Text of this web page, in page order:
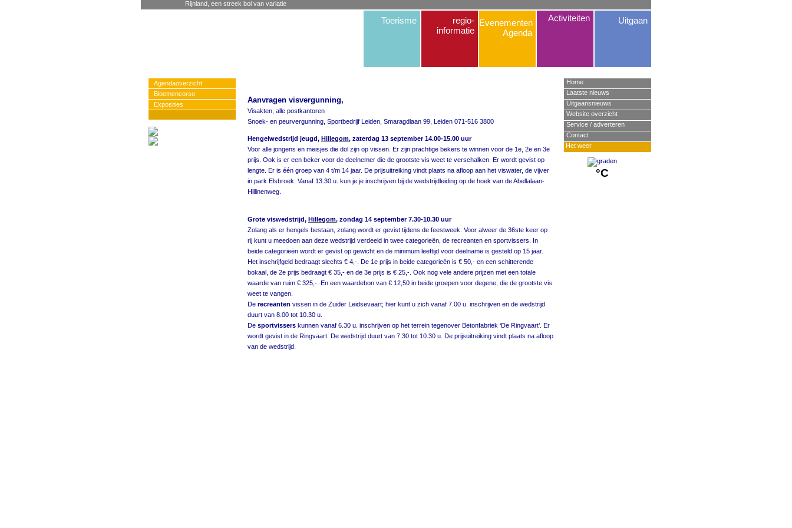
Rijnland, een streek bol van variatie
Uitgaan
Activiteiten
Evenementen
Agenda
regio-
informatie
Toerisme
Agendaoverzicht
Bloemencorso
Exposities
Aanvragen visvergunning,
Visakten, alle postkantoren
Snoek- en peurvergunning, Sportbedrijf Leiden, Smaragdlaan 99, Leiden 071-516 3800
Hengelwedstrijd jeugd, Hillegom, zaterdag 13 september 14.00-15.00 uur
Voor alle jongens en meisjes die dol zijn op vissen. Er zijn prachtige bekers te winnen voor de 1e, 2e en 3e
prijs. Ook is er een beker voor de deelnemer die de grootste vis weet te verschalken. Er wordt gevist op
lengte. Er is één groep van 4 t/m 14 jaar. De prijsuitreiking vindt plaats na afloop aan het viswater, de vijver
in park Elsbroek. Vanaf 13.30 u. kun je je inschrijven bij de wedstrijdleiding op de hoek van de Abellalaan-
Hillinenweg.
Grote viswedstrijd, Hillegom, zondag 14 september 7.30-10.30 uur
Zolang als er hengels bestaan, zolang wordt er gevist tijdens de feestweek. Voor alweer de 36ste keer op
rij kunt u meedoen aan deze wedstrijd verdeeld in twee categorieën, de recreanten en sportvissers. In
beide categorieën wordt er gevist op gewicht en de minimum leeftijd voor deelname is gesteld op 15 jaar.
Het inschrijfgeld bedraagt slechts € 4,-. De 1e prijs in beide categorieën is € 50,- en een schitterende
bokaal, de 2e prijs bedraagt € 35,- en de 3e prijs is € 25,-. Ook nog vele andere prijzen met een totale
waarde van ruim € 325,-. En een waardebon van € 12,50 in beide groepen voor degene, die de grootste vis
weet te vangen.
De recreanten vissen in de Zuider Leidsevaart; hier kunt u zich vanaf 7.00 u. inschrijven en de wedstrijd
duurt van 8.00 tot 10.30 u.
De sportvissers kunnen vanaf 6.30 u. inschrijven op het terrein tegenover Betonfabriek ‘De Ringvaart’. Er
wordt gevist in de Ringvaart. De wedstrijd duurt van 7.30 tot 10.30 u. De prijsuitreiking vindt plaats na afloop
van de wedstrijd.
Home
Laatste nieuws
Uitgaansnieuws
Website overzicht
Service / adverteren
Contact
Het weer
°C